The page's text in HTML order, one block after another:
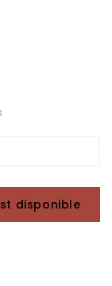
disponible